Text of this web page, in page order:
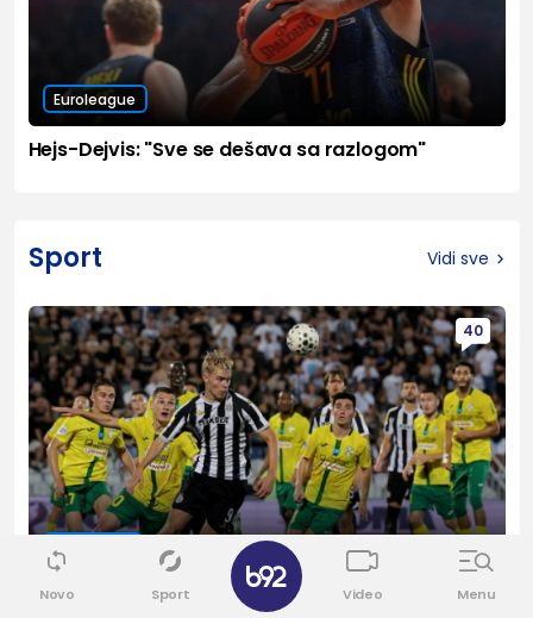
Euroleague
Hejs-Dejvis: "Sve se dešava sa razlogom"
Sport Vidi sve
40
Evrokupovi
Partizan već može da se sprema
Novo Sport Video Menu
✕